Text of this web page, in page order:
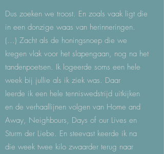
Dus zoeken we troost. En zoals vaak ligt die
in een donzige waas van herinneringen.
(...) Zacht als de honingsnoep die we
kregen vlak voor het slapengaan, nog na het
tandenpoetsen. Ik logeerde soms een hele
week bij jullie als ik ziek was. Daar
leerde ik een hele tenniswedstrijd uitkijken
en de verhaallijnen volgen van Home and
Away, Neighbours, Days of our Lives en
Sturm der Liebe. En steevast keerde ik na
die week twee kilo zwaarder terug naar